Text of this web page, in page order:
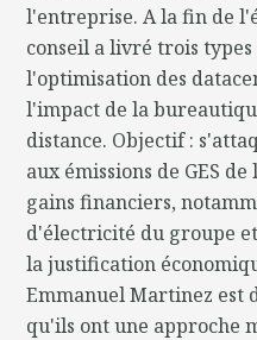
l'entreprise. A la fin de
conseil a livré trois
l'optimisation des
l'impact de la
distance. Objectif :
aux émissions de GES
gains financiers,
d'électricité du groupe
la justification
Emmanuel Martinez est
qu'ils ont une approche